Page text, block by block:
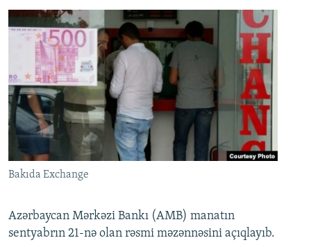
QANUNI DOĞRU
ARAŞDIRMA
MULTIMEDIA
VIDEO
FOTOQALEREYA
İNFOQRAFIKA
KARIKATURA
RADIO ARXIV
OXU ZALI
AZƏRBAYCAN ƏDƏBIYYATI KITABXANASI
İSLAM VƏ DEMOKRATIYA
HAQQIMIZDA
MISSIYAMIZ
PEŞƏ ETIKASI VƏ JURNALISTIKA STANDARTLARIMIZ
AZADLIQRADIOSU MOBIL TELEFONUNUZDA
BIZIMLƏ ƏLAQƏ
BIZI IZLƏ
RFE/RL-in bütün saytları
Bakıda Exchange
Azərbaycan Mərkəzi Bankı (AMB) manatın
sentyabrın 21-nə olan rəsmi məzənnəsini açıqlayıb.